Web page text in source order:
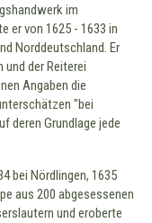
im
er von 1625 - 1633 in
Norddeutschland. Er
der Reiterei
Angaben die
"bei
deren Grundlage jede
bei Nördlingen, 1635
aus 200 abgesessenen
und eroberte